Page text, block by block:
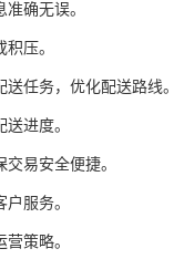
确无误。
压。
任务，优化配送路线。
进度。
易安全便捷。
服务。
策略。